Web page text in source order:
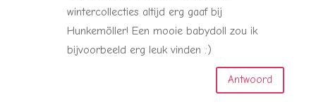
wintercollecties altijd erg gaaf bij
Hunkemöller! Een mooie babydoll zou ik
bijvoorbeeld erg leuk vinden :)
Antwoord